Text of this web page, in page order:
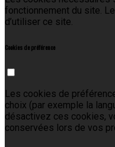
fonctionnement du site.
d’utiliser ce site.
Cookies de préférence
Les cookies de
choix (par exemple la
désactivez ces cookies,
conservées lors de vos